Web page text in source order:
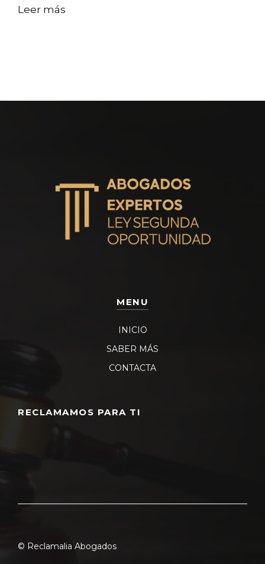
Leer más
MENU
INICIO
SABER MÁS
CONTACTA
RECLAMAMOS PARA TI
© Reclamalia Abogados